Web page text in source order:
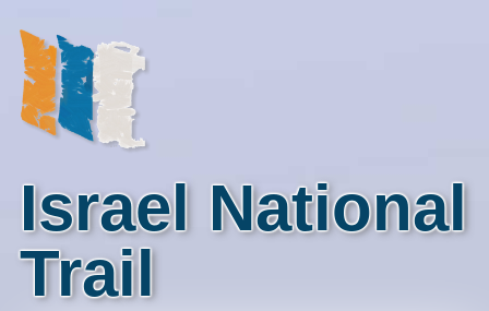
Israel National
Trail